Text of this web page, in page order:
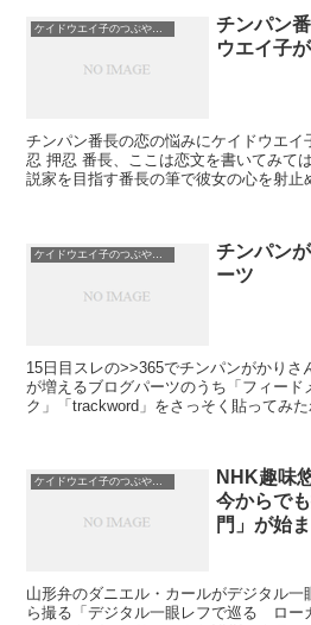
ケイドウエイ子のつぶやき日記
チンパン
ウエイ子
チンパン番長の恋の悩みにケイドウエイ
忍 押忍 番長、ここは恋文を書いてみてはいかがでしょう。 将来は小
説家を目指す番長の筆で彼女の心を射止めるので
ケイドウエイ子のつぶやき日記
チンパン
ーツ
15日目スレの>>365でチンパンがかりさ
が増えるブログパーツのうち「フィード
ク」「trackword」をさっそく貼ってみた
ケイドウエイ子のつぶやき日記
NHK趣味
今からで
門」が始ま
山形弁のダニエル・カールがデジタル
ら撮る「デジタル一眼レフで巡る ロー